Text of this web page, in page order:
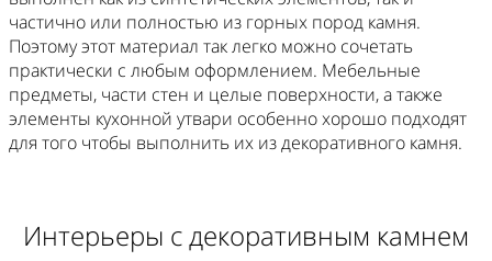
частично или полностью из горных пород камня.
Поэтому этот материал так легко можно сочетать
практически с любым оформлением. Мебельные
предметы, части стен и целые поверхности, а также
элементы кухонной утвари особенно хорошо подходят
для того чтобы выполнить их из декоративного камня.
Интерьеры с декоративным камнем